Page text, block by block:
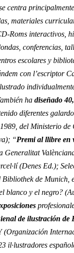
centra
materiales
Roms interactivos,
conferencias,
escolares y
con l’escriptor
ha diseñado 40,
diferentes
del Ministerio
“Premi al llibre en
Generalitat
(Denes Ed.);
Bibliothek de Munich,
blanco y el negro?
de ilustración de
(Organización
il·lustradores